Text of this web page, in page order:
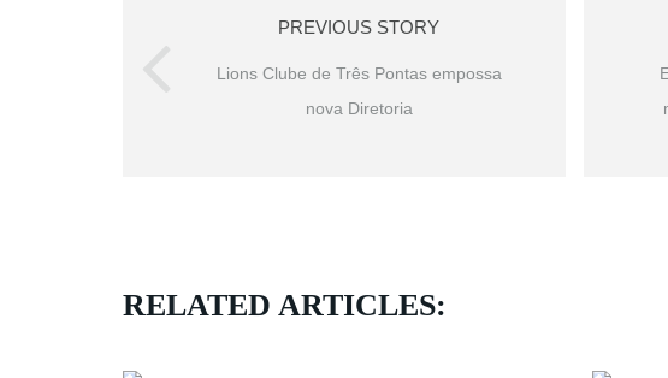
PREVIOUS STORY
Lions Clube de Três Pontas empossa
nova Diretoria
RELATED ARTICLES: